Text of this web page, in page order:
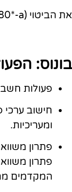
את הביטוי sin(180*-a) יש להחליף ב- sin a.
בונוס:
פעולות
חישוב ערכי
ומעריכיות.
פתרון
המקדמים